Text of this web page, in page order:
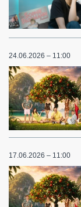
24.06.2026 – 11:00
17.06.2026 – 11:00